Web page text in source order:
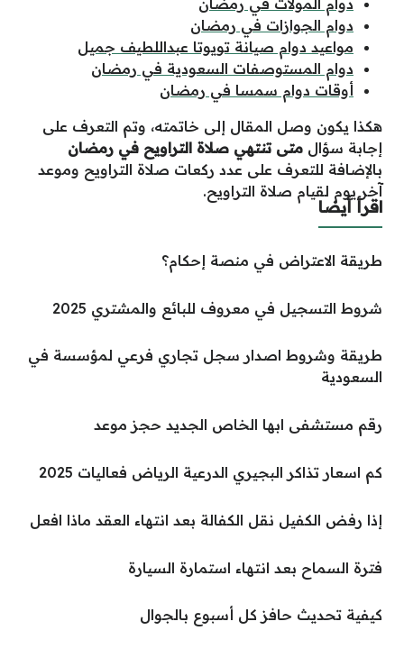
دوام المولات في رمضان
دوام الجوازات في رمضان
مواعيد دوام صيانة تويوتا عبداللطيف جميل
دوام المستوصفات السعودية في رمضان
أوقات دوام سمسا في رمضان
هكذا يكون وصل المقال إلى خاتمته، وتم التعرف على
إجابة سؤال متى تنتهي صلاة التراويح في رمضان
بالإضافة للتعرف على عدد ركعات صلاة التراويح وموعد
آخر يوم لقيام صلاة التراويح.
اقرأ أيضا
طريقة الاعتراض في منصة إحكام؟
شروط التسجيل في معروف للبائع والمشتري 2025
طريقة وشروط اصدار سجل تجاري فرعي لمؤسسة في
السعودية
رقم مستشفى ابها الخاص الجديد حجز موعد
كم اسعار تذاكر البجيري الدرعية الرياض فعاليات 2025
إذا رفض الكفيل نقل الكفالة بعد انتهاء العقد ماذا افعل
فترة السماح بعد انتهاء استمارة السيارة
كيفية تحديث حافز كل أسبوع بالجوال